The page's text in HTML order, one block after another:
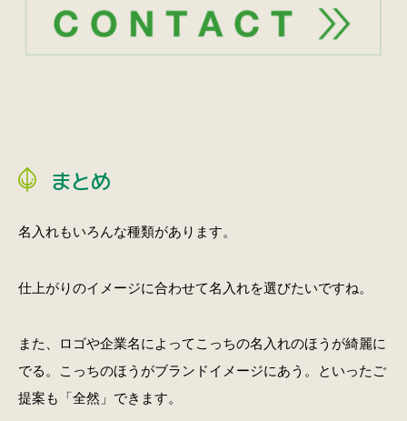
まとめ
名入れもいろんな種類があります。
仕上がりのイメージに合わせて名入れを選びたいですね。
また、ロゴや企業名によってこっちの名入れのほうが綺麗に
でる。こっちのほうがブランドイメージにあう。といったご
提案も「全然」できます。